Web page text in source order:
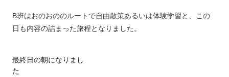
B班はおのおののルートで自由散策あるいは体験学習と、この
日も内容の詰まった旅程となりました。
最終日の朝になりまし
た